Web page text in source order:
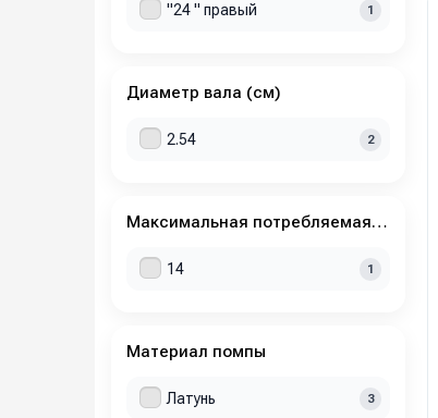
"24 " правый 1
Диаметр вала (см)
2.54 2
Максимальная потребляемая мощность, кВт
14 1
Материал помпы
Латунь 3